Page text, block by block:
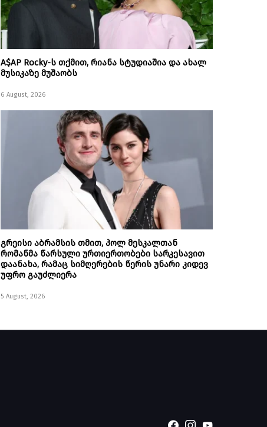
A$AP Rocky-ს თქმით, რიანა სტუდიაშია და ახალ
მუსიკაზე მუშაობს
6 August, 2026
გრეისი აბრამსის თმით, პოლ მესკალთან
რომანმა წარსული ურთიერთობები სარკესავით
დაანახა, რამაც სიმღერების წერის უნარი კიდევ
უფრო გაუძლიერა
5 August, 2026